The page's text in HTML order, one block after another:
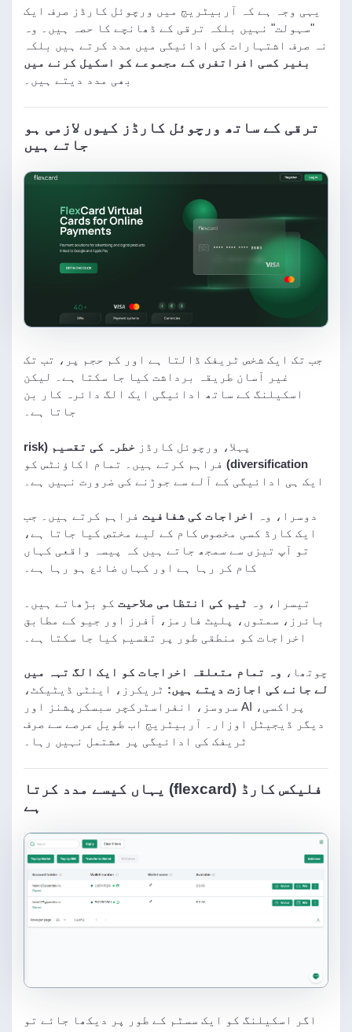
یہی وجہ ہے کہ آربیٹریج میں ورچوئل کارڈز صرف ایک
"سہولت" نہیں بلکہ ترقی کے ڈھانچے کا حصہ ہیں۔ وہ
نہ صرف اشتہارات کی ادائیگی میں مدد کرتے ہیں بلکہ
بغیر کسی افراتفری کے مجموعے کو اسکیل کرنے میں
بھی مدد دیتے ہیں۔
ترقی کے ساتھ ورچوئل کارڈز کیوں لازمی ہو
جاتے ہیں
جب تک ایک شخص ٹریفک ڈالتا ہے اور کم حجم پر، تب تک
غیر آسان طریقہ برداشت کیا جا سکتا ہے۔ لیکن
اسکیلنگ کے ساتھ ادائیگی ایک الگ دائرہ کار بن
جاتا ہے۔
پہلا، ورچوئل کارڈز
خطرہ کی تقسیم (risk
diversification)
فراہم کرتے ہیں۔ تمام اکاؤنٹس کو
ایک ہی ادائیگی کے آلے سے جوڑنے کی ضرورت نہیں ہے۔
دوسرا، وہ اخراجات کی شفافیت فراہم کرتے ہیں۔ جب
ایک کارڈ کسی مخصوص کام کے لیے مختص کیا جاتا ہے،
تو آپ تیزی سے سمجھ جاتے ہیں کہ پیسہ واقعی کہاں
کام کر رہا ہے اور کہاں ضائع ہو رہا ہے۔
تیسرا، وہ ٹیم کی انتظامی صلاحیت کو بڑھاتے ہیں۔
بائرز، سمتوں، پلیٹ فارمز، آفرز اور جیو کے مطابق
اخراجات کو منطقی طور پر تقسیم کیا جا سکتا ہے۔
چوتھا، وہ تمام متعلقہ اخراجات کو ایک الگ تہہ میں
لے جانے کی اجازت دیتے ہیں: ٹریکرز، اینٹی ڈیٹیکٹ،
پراکسی، AI سروسز، انفراسٹرکچر سبسکرپشنز اور
دیگر ڈیجیٹل اوزار۔ آربیٹریج اب طویل عرصے سے صرف
ٹریفک کی ادائیگی پر مشتمل نہیں رہا۔
فلیکس کارڈ (flexcard) یہاں کیسے مدد کرتا
ہے
اگر اسکیلنگ کو ایک سسٹم کے طور پر دیکھا جائے تو